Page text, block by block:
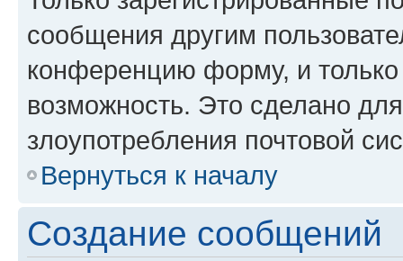
сообщения другим
конференцию форму, и
возможность. Это сделано
злоупотребления почтовой
Вернуться к началу
Создание сообщений